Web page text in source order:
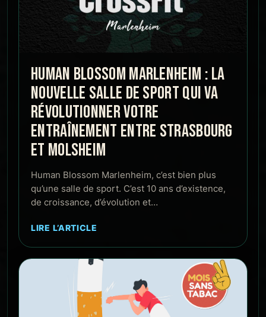
HUMAN BLOSSOM MARLENHEIM : LA
NOUVELLE SALLE DE SPORT QUI VA
RÉVOLUTIONNER VOTRE
ENTRAÎNEMENT ENTRE STRASBOURG
ET MOLSHEIM
Human Blossom Marlenheim, c’est bien plus
qu’une salle de sport. C’est 10 ans d’existence,
de croissance, d’évolution et…
LIRE L’ARTICLE